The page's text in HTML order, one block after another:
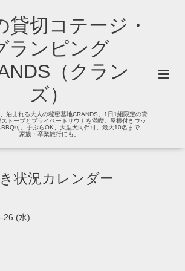
貸切コテージ・
ランピング
（クラン
ズ）
泊まれる大人の秘密基地CRANDS。1日1組限定の貸
トーブとプライベートサウナを満喫。屋根付きウッ
BBQ可。手ぶらOK、大型犬同伴可。最大10名まで、
家族・卒業旅行にも。
状況カレンダー
26 (水)